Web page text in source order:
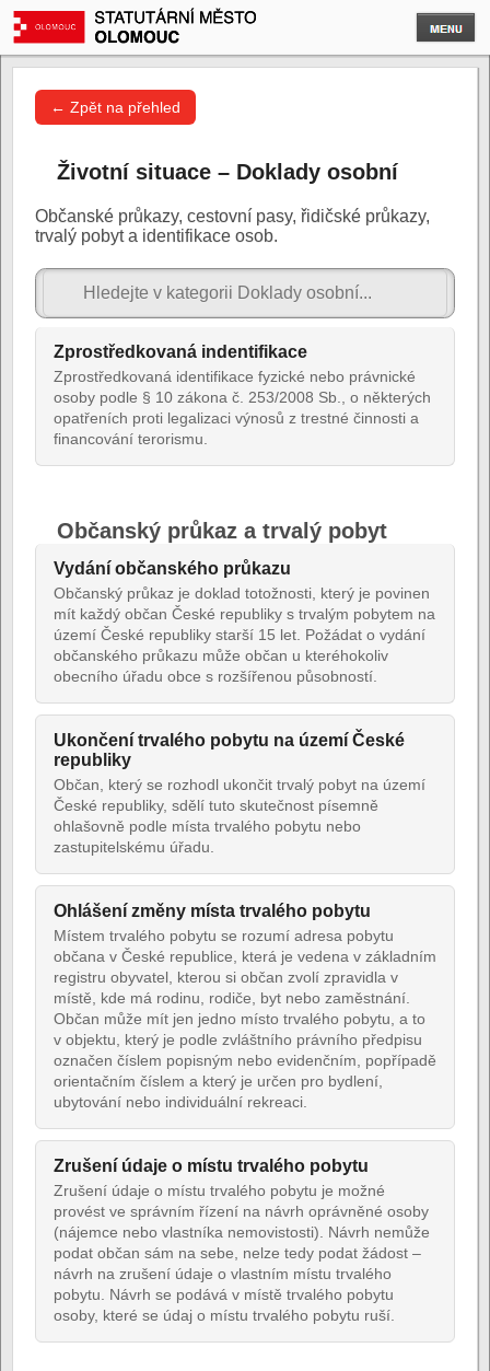
← Zpět na přehled
Životní situace – Doklady osobní
Občanské průkazy, cestovní pasy, řidičské průkazy,
trvalý pobyt a identifikace osob.
Zprostředkovaná indentifikace
Zprostředkovaná identifikace fyzické nebo právnické
osoby podle § 10 zákona č. 253/2008 Sb., o některých
opatřeních proti legalizaci výnosů z trestné činnosti a
financování terorismu.
Občanský průkaz a trvalý pobyt
Vydání občanského průkazu
Občanský průkaz je doklad totožnosti, který je povinen
mít každý občan České republiky s trvalým pobytem na
území České republiky starší 15 let. Požádat o vydání
občanského průkazu může občan u kteréhokoliv
obecního úřadu obce s rozšířenou působností.
Ukončení trvalého pobytu na území České
republiky
Občan, který se rozhodl ukončit trvalý pobyt na území
České republiky, sdělí tuto skutečnost písemně
ohlašovně podle místa trvalého pobytu nebo
zastupitelskému úřadu.
Ohlášení změny místa trvalého pobytu
Místem trvalého pobytu se rozumí adresa pobytu
občana v České republice, která je vedena v základním
registru obyvatel, kterou si občan zvolí zpravidla v
místě, kde má rodinu, rodiče, byt nebo zaměstnání.
Občan může mít jen jedno místo trvalého pobytu, a to
v objektu, který je podle zvláštního právního předpisu
označen číslem popisným nebo evidenčním, popřípadě
orientačním číslem a který je určen pro bydlení,
ubytování nebo individuální rekreaci.
Zrušení údaje o místu trvalého pobytu
Zrušení údaje o místu trvalého pobytu je možné
provést ve správním řízení na návrh oprávněné osoby
(nájemce nebo vlastníka nemovistosti). Návrh nemůže
podat občan sám na sebe, nelze tedy podat žádost –
návrh na zrušení údaje o vlastním místu trvalého
pobytu. Návrh se podává v místě trvalého pobytu
osoby, které se údaj o místu trvalého pobytu ruší.